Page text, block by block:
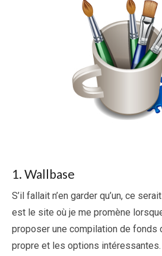
1. Wallbase
S’il fallait n’en garder qu’un, ce
est le site où je me promène
proposer une compilation de fonds
propre et les options